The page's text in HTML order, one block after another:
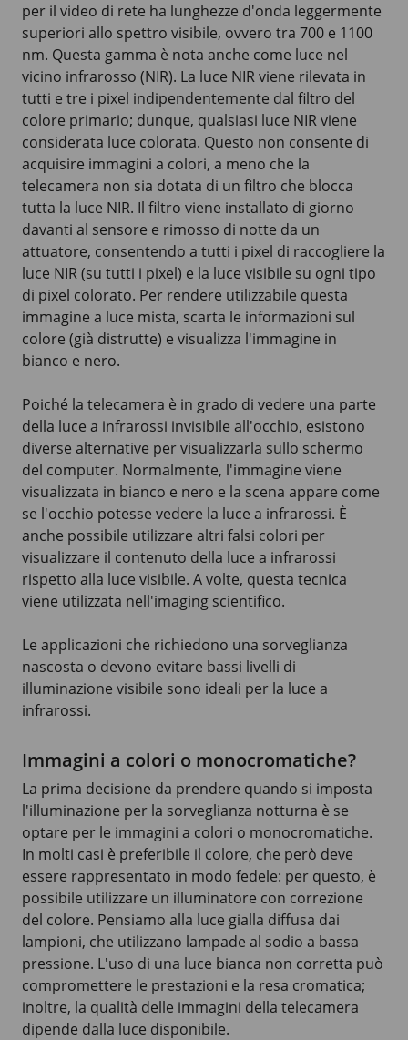
per il video di rete ha lunghezze d'onda leggermente
superiori allo spettro visibile, ovvero tra 700 e 1100
nm. Questa gamma è nota anche come luce nel
vicino infrarosso (NIR). La luce NIR viene rilevata in
tutti e tre i pixel indipendentemente dal filtro del
colore primario; dunque, qualsiasi luce NIR viene
considerata luce colorata. Questo non consente di
acquisire immagini a colori, a meno che la
telecamera non sia dotata di un filtro che blocca
tutta la luce NIR. Il filtro viene installato di giorno
davanti al sensore e rimosso di notte da un
attuatore, consentendo a tutti i pixel di raccogliere la
luce NIR (su tutti i pixel) e la luce visibile su ogni tipo
di pixel colorato. Per rendere utilizzabile questa
immagine a luce mista, scarta le informazioni sul
colore (già distrutte) e visualizza l'immagine in
bianco e nero.
Poiché la telecamera è in grado di vedere una parte
della luce a infrarossi invisibile all'occhio, esistono
diverse alternative per visualizzarla sullo schermo
del computer. Normalmente, l'immagine viene
visualizzata in bianco e nero e la scena appare come
se l'occhio potesse vedere la luce a infrarossi. È
anche possibile utilizzare altri falsi colori per
visualizzare il contenuto della luce a infrarossi
rispetto alla luce visibile. A volte, questa tecnica
viene utilizzata nell'imaging scientifico.
Le applicazioni che richiedono una sorveglianza
nascosta o devono evitare bassi livelli di
illuminazione visibile sono ideali per la luce a
infrarossi.
Immagini a colori o monocromatiche?
La prima decisione da prendere quando si imposta
l'illuminazione per la sorveglianza notturna è se
optare per le immagini a colori o monocromatiche.
In molti casi è preferibile il colore, che però deve
essere rappresentato in modo fedele: per questo, è
possibile utilizzare un illuminatore con correzione
del colore. Pensiamo alla luce gialla diffusa dai
lampioni, che utilizzano lampade al sodio a bassa
pressione. L'uso di una luce bianca non corretta può
compromettere le prestazioni e la resa cromatica;
inoltre, la qualità delle immagini della telecamera
dipende dalla luce disponibile.